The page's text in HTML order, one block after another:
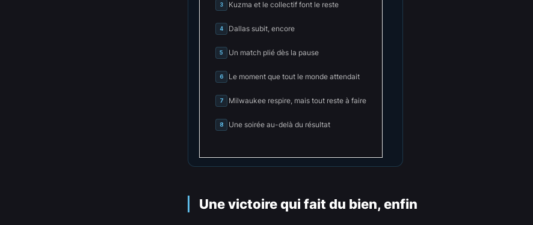
3 Kuzma et le collectif font le reste
4 Dallas subit, encore
5 Un match plié dès la pause
6 Le moment que tout le monde attendait
7 Milwaukee respire, mais tout reste à faire
8 Une soirée au-delà du résultat
Une victoire qui fait du bien, enfin